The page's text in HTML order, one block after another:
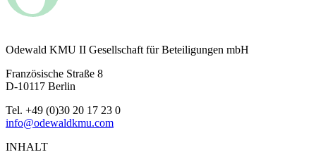
Odewald KMU II Gesellschaft für Beteiligungen mbH
Französische Straße 8
D-10117 Berlin
Tel. +49 (0)30 20 17 23 0
info@odewaldkmu.com
INHALT